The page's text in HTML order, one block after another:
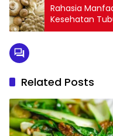
Rahasia
Kesehatan
Related Posts